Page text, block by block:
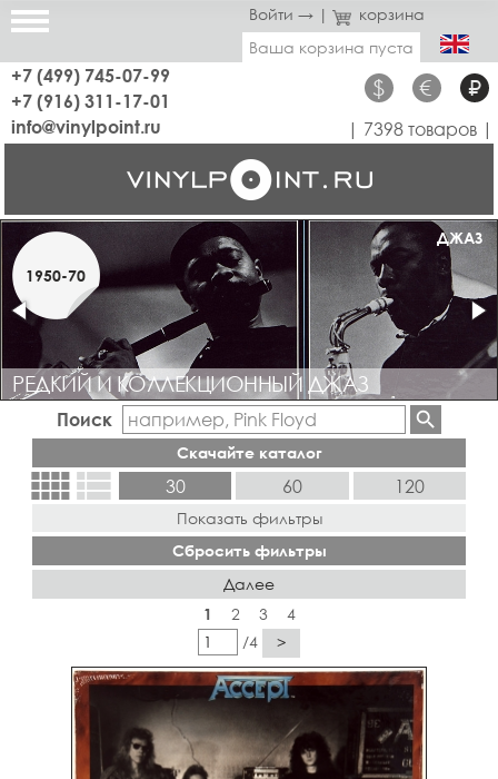
Войти → |
корзина
Ваша корзина пуста
+7 (499) 745-07-99
+7 (916) 311-17-01
$ € ₽
info@vinylpoint.ru | 7398 товаров |
ДЖАЗ
1950-70
РЕДКИЙ И КОЛЛЕКЦИОННЫЙ ДЖАЗ
РЕДКОЕ
1960-70
КОЛЛЕКЦИОННЫЙ ПРОГ, РОК, БЛЮЗ, ДИСКО, ПОП
Поиск
Скачайте каталог
view_comfyview_list 30 60 120
Показать фильтры
Сбросить фильтры
/4 >
Далее
1
2 3 4